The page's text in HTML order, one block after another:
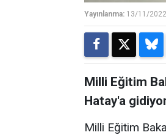
Yayınlanma: 13/11/
Milli Eğitim
Hatay'a
Milli Eğitim